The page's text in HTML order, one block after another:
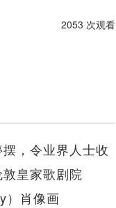
2053 次观看
，令业界人士收
皇家歌剧院
）肖像画